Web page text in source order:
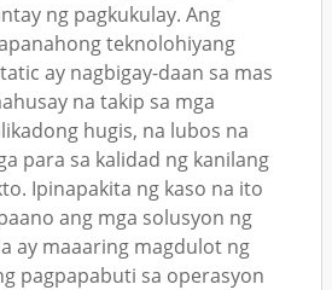
ng pagkukulay. Ang
teknolohiyang
ay nagbigay-daan sa mas
na takip sa mga
hugis, na lubos na
para sa kalidad ng kanilang
Ipinapakita ng kaso na ito
ang mga solusyon ng
ay maaaring magdulot ng
pagpapabuti sa operasyon